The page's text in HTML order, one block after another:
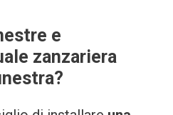
e
zanzariera